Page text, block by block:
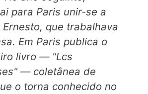
para Paris unir-se a
que trabalhava
Em Paris publica o
livro — "Lcs
— coletânea de
o torna conhecido no